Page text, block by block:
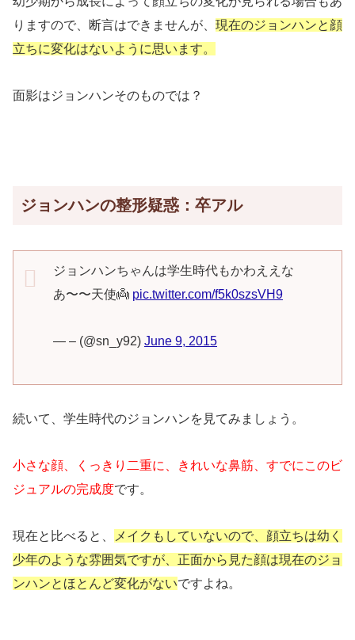
りますので、断言はできませんが、 現在のジョンハンと顔
立ちに変化はないように思います。
面影はジョンハンそのものでは？
ジョンハンの整形疑惑：卒アル
ジョンハンちゃんは学生時代もかわええな
あ〜〜天使👼 pic.twitter.com/f5k0szsVH9
— – (@sn_y92) June 9, 2015
続いて、学生時代のジョンハンを見てみましょう。
小さな顔、くっきり二重に、きれいな鼻筋、すでにこのビ
ジュアルの完成度です。
現在と比べると、
メイクもしていないので、顔立ちは幼く
少年のような雰囲気ですが、正面から見た顔は現在のジョ
ンハンとほとんど変化がないですよね。